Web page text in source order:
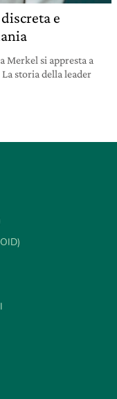
e
Merkel si appresta a
storia della leader